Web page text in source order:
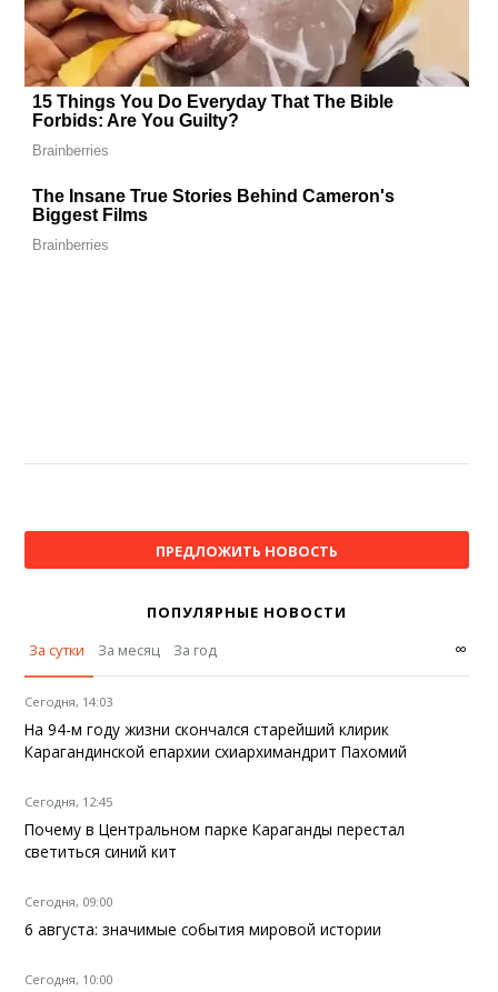
ПРЕДЛОЖИТЬ НОВОСТЬ
ПОПУЛЯРНЫЕ НОВОСТИ
За сутки
За месяц За год ∞
Сегодня, 14:03
На 94-м году жизни скончался старейший клирик
Карагандинской епархии схиархимандрит Пахомий
Сегодня, 12:45
Почему в Центральном парке Караганды перестал
светиться синий кит
Сегодня, 09:00
6 августа: значимые события мировой истории
Сегодня, 10:00